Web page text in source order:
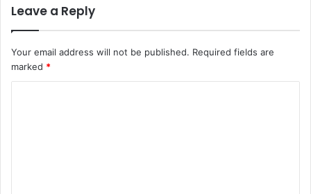
Leave a Reply
Your email address will not be published. Required fields are
marked *